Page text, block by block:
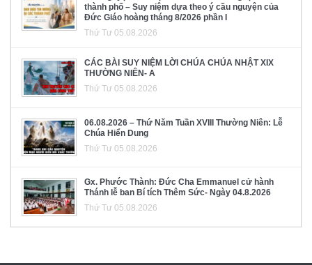
thành phố – Suy niệm dựa theo ý cầu nguyện của
Đức Giáo hoàng tháng 8/2026 phần I
Thứ Tư 05.08.2026
CÁC BÀI SUY NIỆM LỜI CHÚA CHÚA NHẬT XIX
THƯỜNG NIÊN- A
Thứ Tư 05.08.2026
06.08.2026 – Thứ Năm Tuần XVIII Thường Niên: Lễ
Chúa Hiển Dung
Thứ Tư 05.08.2026
Gx. Phước Thành: Đức Cha Emmanuel cử hành
Thánh lễ ban Bí tích Thêm Sức- Ngày 04.8.2026
Thứ Tư 05.08.2026